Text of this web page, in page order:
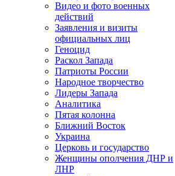
Видео и фото военных
действий
Заявления и визиты
официальных лиц
Геноцид
Раскол Запада
Патриоты России
Народное творчество
Лидеры Запада
Аналитика
Пятая колонна
Ближний Восток
Украина
Церковь и государство
Женщины ополчения ДНР и
ЛНР